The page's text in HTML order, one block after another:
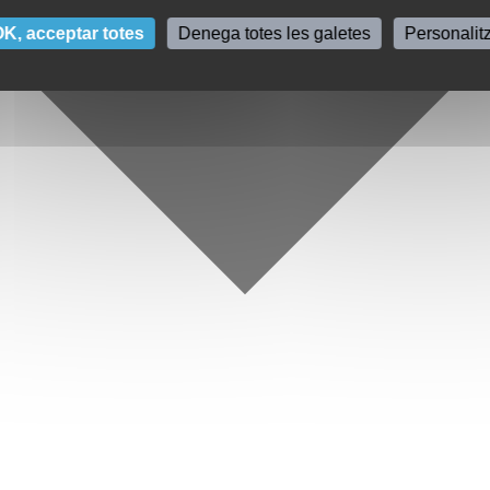
acceptar totes Denega totes les galetes